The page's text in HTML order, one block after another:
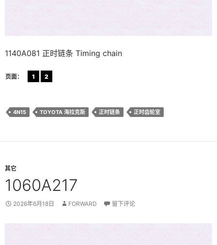
1140A081 正时链条 Timing chain
页面： 1 2
4N15 TOYOTA 海拉克斯 正时链条 正时齿轮室
其它
1060A217
2026年6月18日 FORWARD 留下评论